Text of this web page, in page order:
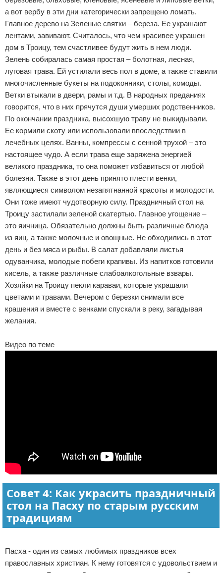
а вот вербу в эти дни категорически запрещено ломать.
Главное дерево на Зеленые святки – береза. Ее украшают
лентами, завивают. Считалось, что чем красивее украшен
дом в Троицу, тем счастливее будут жить в нем люди.
Зелень собиралась самая простая – болотная, лесная,
луговая трава. Ей устилали весь пол в доме, а также ставили
многочисленные букеты на подоконники, столы, комоды.
Ветки втыкали в двери, рамы и т.д. В народных преданиях
говорится, что в них прячутся души умерших родственников.
По окончании праздника, высохшую траву не выкидывали.
Ее кормили скоту или использовали впоследствии в
лечебных целях. Ванны, компрессы с сенной трухой – это
настоящее чудо. А если трава еще заряжена энергией
великого праздника, то она поможет избавиться от любой
болезни. Также в этот день принято плести венки,
являющиеся символом незапятнанной красоты и молодости.
Они тоже имеют чудотворную силу. Праздничный стол на
Троицу застилали зеленой скатертью. Главное угощение –
это яичница. Обязательно должны быть различные блюда
из яиц, а также молочные и овощные. Не обходились в этот
день и без мяса и рыбы. В салат добавляли листья
одуванчика, молодые побеги крапивы. Из напитков готовили
кисель, а также различные слабоалкогольные взвары.
Хозяйки на Троицу пекли караваи, которые украшали
цветами и травами. Вечером с березки снимали все
крашения и вместе с венками спускали в реку, загадывая
желания.
Видео по теме
Совет 4: Как украсить праздничный
стол на Пасху по старым русским
традициям
Пасха - один из самых любимых праздников всех
православных христиан. К нему готовятся с удовольствием и